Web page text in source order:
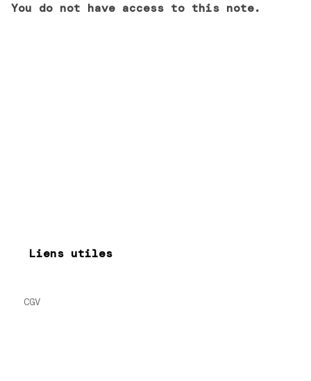
You do not have access to this note.
Liens utiles
CGV